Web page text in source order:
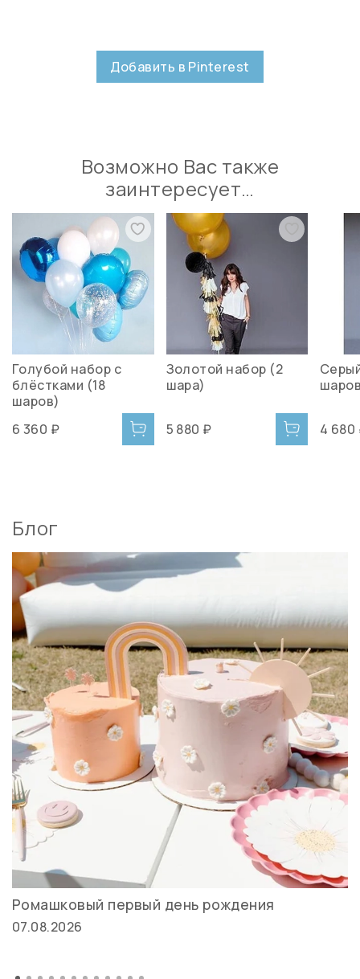
Добавить в Pinterest
Возможно Вас также
заинтересует…
Голубой набор с
блёстками (18
шаров)
6 360 ₽
Золотой набор (2
шара)
5 880 ₽ 4 680
Блог
Ромашковый первый день рождения
07.08.2026